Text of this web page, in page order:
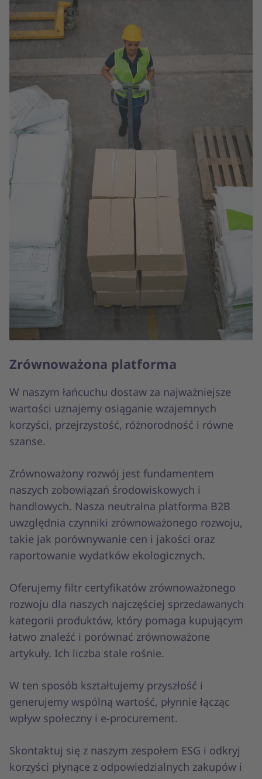
Zrównoważona platforma
W naszym łańcuchu dostaw za najważniejsze
wartości uznajemy osiąganie wzajemnych
korzyści, przejrzystość, różnorodność i równe
szanse.
Zrównoważony rozwój jest fundamentem
naszych zobowiązań środowiskowych i
handlowych. Nasza neutralna platforma B2B
uwzględnia czynniki zrównoważonego rozwoju,
takie jak porównywanie cen i jakości oraz
raportowanie wydatków ekologicznych.
Oferujemy filtr certyfikatów zrównoważonego
rozwoju dla naszych najczęściej sprzedawanych
kategorii produktów, który pomaga kupującym
łatwo znaleźć i porównać zrównoważone
artykuły. Ich liczba stale rośnie.
W ten sposób kształtujemy przyszłość i
generujemy wspólną wartość, płynnie łącząc
wpływ społeczny i e-procurement.
Skontaktuj się z naszym zespołem ESG i odkryj
korzyści płynące z odpowiedzialnych zakupów i